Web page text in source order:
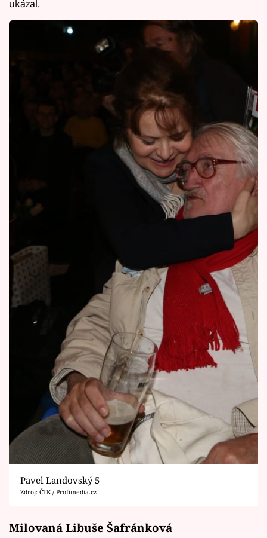
ukázal.
Pavel Landovský 5
Zdroj: ČTK / Profimedia.cz
Milovaná Libuše Šafránková